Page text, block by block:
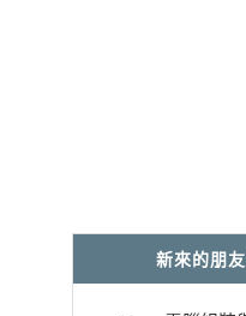
新來的朋